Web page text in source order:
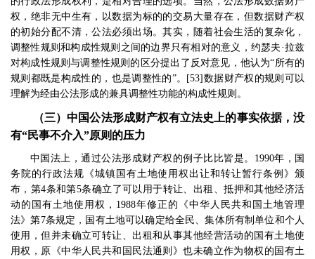
权，绝非无中生有，以数据为标的的交易大量存在，但数据财产权
的初始分配不清，公法必须出场。其实，随着社会生活的复杂化，
调整性规则和构成性规则之间的边界只有相对的意义，约瑟夫 ·拉兹
对构成性规则与调整性规则的区分提出了反对意见，他认为“所有的
规则都既是构成性的，也是调整性的”。 [53] 数据财产权的规则可以
理解为经由公法形成的兼具调整性功能的构成性规则。
（三）中国公法形成财产权有立法史上的事实依据，没
有“民事不介入”原则的压力
中国法上，通过公法形成财产权的例子比比皆是。 1990年，国
务院的行政法规《城镇国有土地使用权出让和转让暂行条例》颁
布，第4条和第5条确立了可以用于转让、出租、抵押和其他经济活
动的国有土地使用权， 1988年修正的《中华人民共和国土地管理
法》第7条规定，国有土地可以确定给全民、集体所有制单位和个人
使用，但并未确立可转让、出租和从事其他经营活动的国有土地使
用权，原《中华人民共和国民法通则》也未确立作为物权的国有土